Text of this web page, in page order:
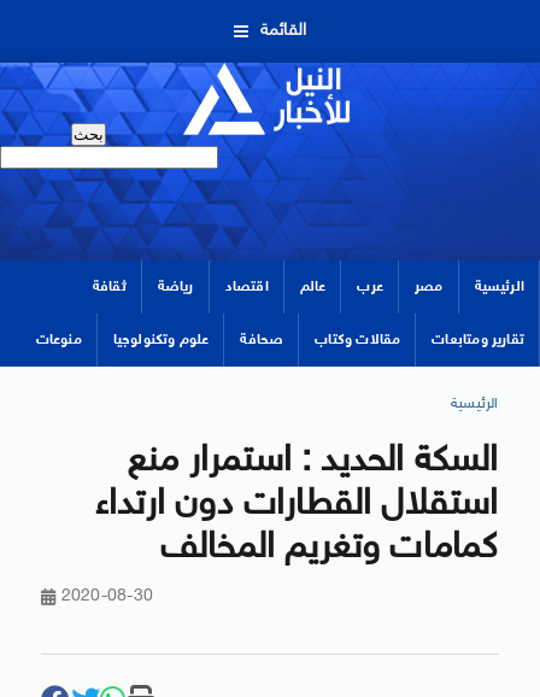
القائمة
الرئيسية مصر عرب عالم اقتصاد رياضة ثقافة
تقارير ومتابعات مقالات وكتاب صحافة علوم وتكنولوجيا منوعات
الرئيسية
السكة الحديد : استمرار منع
استقلال القطارات دون ارتداء
كمامات وتغريم المخالف
2020-08-30